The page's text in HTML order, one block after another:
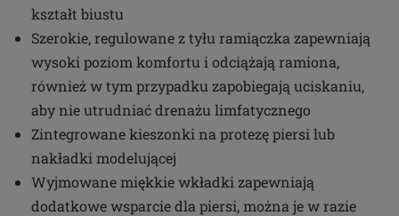
kształt biustu
Szerokie, regulowane z tyłu ramiączka zapewniają
wysoki poziom komfortu i odciążają ramiona,
również w tym przypadku zapobiegają uciskaniu,
aby nie utrudniać drenażu limfatycznego
Zintegrowane kieszonki na protezę piersi lub
nakładki modelującej
Wyjmowane miękkie wkładki zapewniają
dodatkowe wsparcie dla piersi, można je w razie